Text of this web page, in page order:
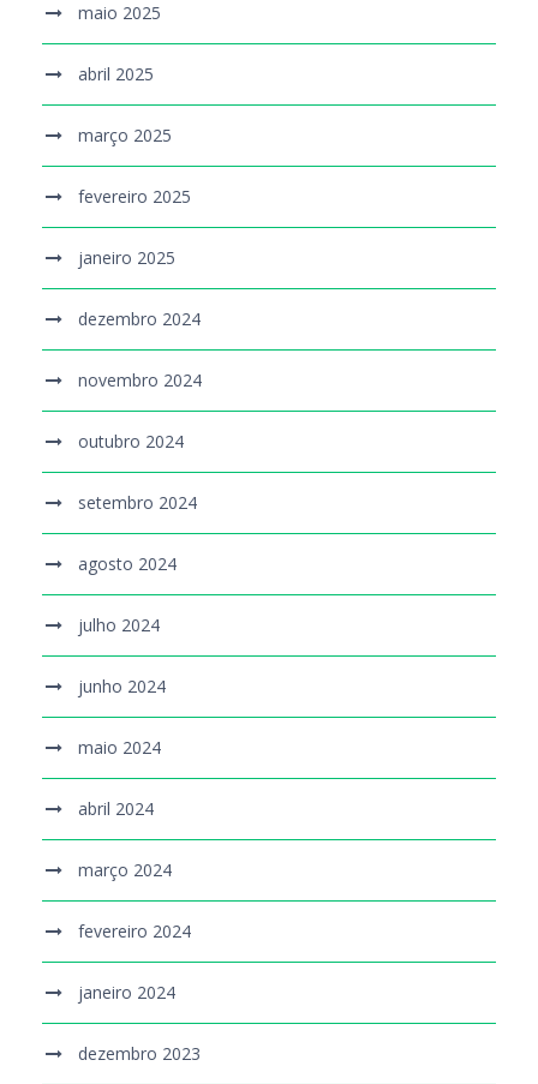
maio 2025
abril 2025
março 2025
fevereiro 2025
janeiro 2025
dezembro 2024
novembro 2024
outubro 2024
setembro 2024
agosto 2024
julho 2024
junho 2024
maio 2024
abril 2024
março 2024
fevereiro 2024
janeiro 2024
dezembro 2023